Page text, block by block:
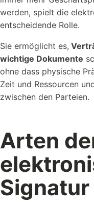
Referenzen
Schauen Sie einen
unserer Referenzen an...
Vorlagen
Nutzen Sie unsere
werden, spielt die
entscheidende Rolle.
Sie ermöglicht es,
wichtige Dokumente
ohne dass physische
Zeit und Ressourcen
zwischen den Parteien.
Arten
Signatur